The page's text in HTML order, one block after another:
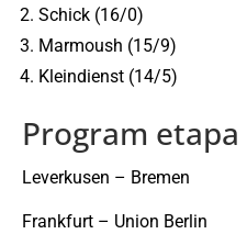
Schick (16/0)
Marmoush (15/9)
Kleindienst (14/5)
Program etapa
Leverkusen – Bremen
Frankfurt – Union Berlin